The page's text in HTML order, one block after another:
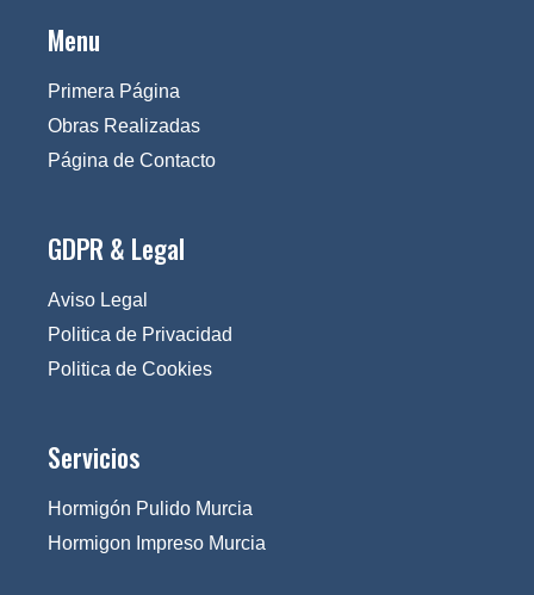
Menu
Primera Página
Obras Realizadas
Página de Contacto
GDPR & Legal
Aviso Legal
Politica de Privacidad
Politica de Cookies
Servicios
Hormigón Pulido Murcia
Hormigon Impreso Murcia